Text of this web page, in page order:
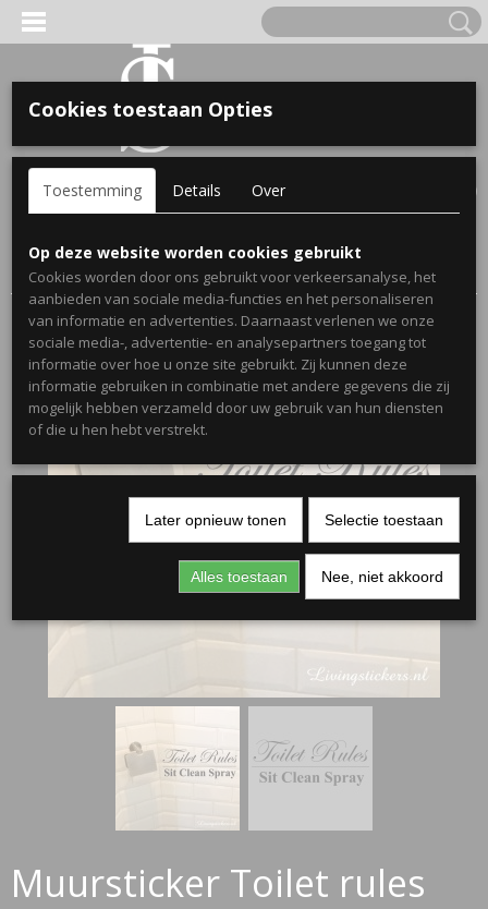
Inloggen Registreren
(0)
Home >Webshop>Stickers>Muurstickers Toilet/Badkamer
Muursticker Toilet rules
Muursticker Toilet rules
VOOR KINDEREN
OPA & OMA.
NAAM EN GEBOORTEJAAR
Cookies toestaan Opties
Toestemming Details Over
Op deze website worden cookies gebruikt
Cookies worden door ons gebruikt voor verkeersanalyse, het
aanbieden van sociale media-functies en het personaliseren
van informatie en advertenties. Daarnaast verlenen we onze
sociale media-, advertentie- en analysepartners toegang tot
informatie over hoe u onze site gebruikt. Zij kunnen deze
informatie gebruiken in combinatie met andere gegevens die zij
mogelijk hebben verzameld door uw gebruik van hun diensten
of die u hen hebt verstrekt.
Later opnieuw tonen Selectie toestaan
Alles toestaan Nee, niet akkoord